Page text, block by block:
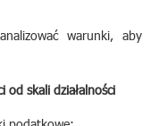
warunki, aby
od skali działalności